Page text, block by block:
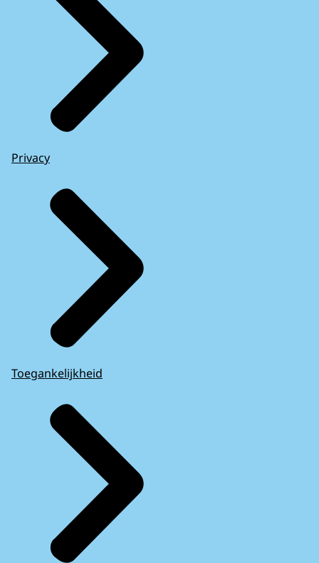
Privacy
Toegankelijkheid